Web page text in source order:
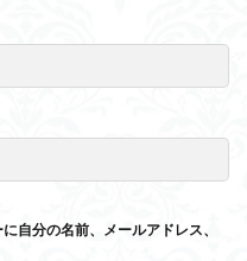
自分の名前、メールアドレス、